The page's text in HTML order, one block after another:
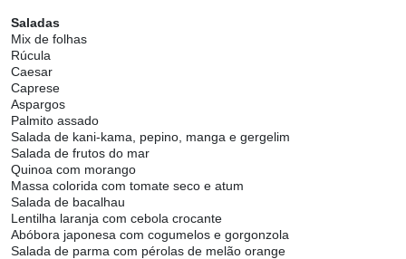
Saladas
Mix de folhas
Rúcula
Caesar
Caprese
Aspargos
Palmito assado
Salada de kani-kama, pepino, manga e gergelim
Salada de frutos do mar
Quinoa com morango
Massa colorida com tomate seco e atum
Salada de bacalhau
Lentilha laranja com cebola crocante
Abóbora japonesa com cogumelos e gorgonzola
Salada de parma com pérolas de melão orange